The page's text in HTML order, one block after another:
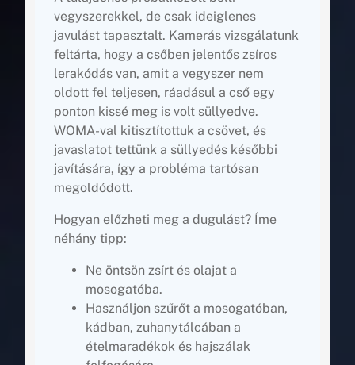
vegyszerekkel, de csak ideiglenes
javulást tapasztalt. Kamerás vizsgálatunk
feltárta, hogy a csőben jelentős zsíros
lerakódás van, amit a vegyszer nem
oldott fel teljesen, ráadásul a cső egy
ponton kissé meg is volt süllyedve.
WOMA-val kitisztítottuk a csövet, és
javaslatot tettünk a süllyedés későbbi
javítására, így a probléma tartósan
megoldódott.
Hogyan előzheti meg a dugulást? Íme
néhány tipp:
Ne öntsön zsírt és olajat a
mosogatóba.
Használjon szűrőt a mosogatóban,
kádban, zuhanytálcában a
ételmaradékok és hajszálak